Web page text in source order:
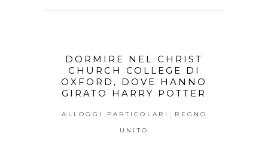
DORMIRE NEL CHRIST
CHURCH COLLEGE DI
OXFORD, DOVE HANNO
GIRATO HARRY POTTER
ALLOGGI PARTICOLARI REGNO
UNITO